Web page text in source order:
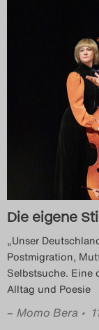
Die eigene
„Unser
Postmigration,
Selbstsuche. Eine
Alltag und Poesie
– Momo Bera •